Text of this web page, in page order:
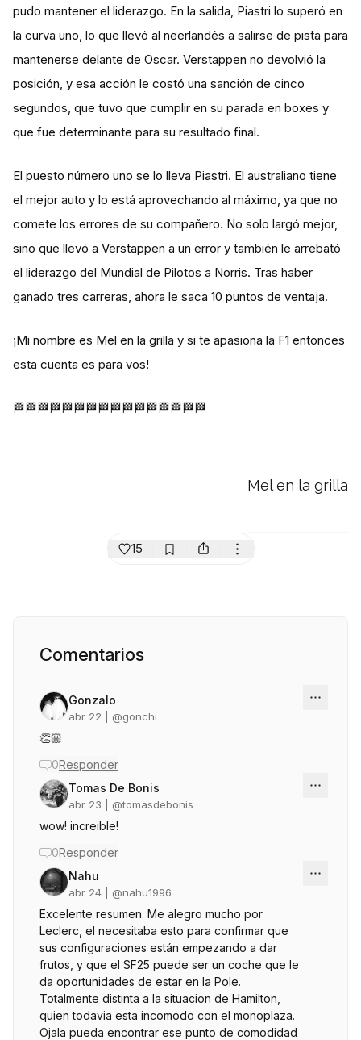
pudo mantener el liderazgo. En la salida, Piastri lo superó en
la curva uno, lo que llevó al neerlandés a salirse de pista para
mantenerse delante de Oscar. Verstappen no devolvió la
posición, y esa acción le costó una sanción de cinco
segundos, que tuvo que cumplir en su parada en boxes y
que fue determinante para su resultado final.
El puesto número uno se lo lleva Piastri. El australiano tiene
el mejor auto y lo está aprovechando al máximo, ya que no
comete los errores de su compañero. No solo largó mejor,
sino que llevó a Verstappen a un error y también le arrebató
el liderazgo del Mundial de Pilotos a Norris. Tras haber
ganado tres carreras, ahora le saca 10 puntos de ventaja.
¡Mi nombre es Mel en la grilla y si te apasiona la F1 entonces
esta cuenta es para vos!
🏁🏁🏁🏁🏁🏁🏁🏁🏁🏁🏁🏁🏁🏁🏁🏁
Mel en la grilla
15
Comentarios
Gonzalo
abr 22 | @gonchi
👏🏼
0Responder
Tomas De Bonis
abr 23 | @tomasdebonis
wow! increible!
0Responder
Nahu
abr 24 | @nahu1996
Excelente resumen. Me alegro mucho por
Leclerc, el necesitaba esto para confirmar que
sus configuraciones están empezando a dar
frutos, y que el SF25 puede ser un coche que le
da oportunidades de estar en la Pole.
Totalmente distinta a la situacion de Hamilton,
quien todavia esta incomodo con el monoplaza.
Ojala pueda encontrar ese punto de comodidad